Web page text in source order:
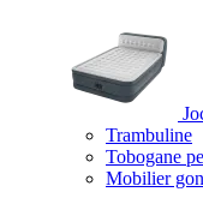
Trambuline
Tobogane
Mobilier